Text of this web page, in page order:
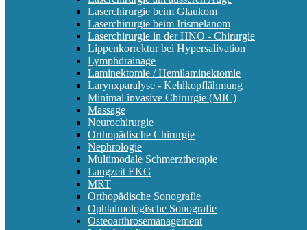
Laserchirurgie beim Glaukom
Laserchirurgie beim Irismelanom
Laserchirurgie in der HNO - Chirurgie
Lippenkorrektur bei Hypersalivation
Lymphdrainage
Laminektomie / Hemilaminektomie
Larynxparalyse - Kehlkopflähmung
Minimal invasive Chirurgie (MIC)
Massage
Neurochirurgie
Orthopädische Chirurgie
Nephrologie
Multimodale Schmerztherapie
Langzeit EKG
MRT
Orthopädische Sonografie
Ophtalmologische Sonografie
Osteoarthrosemanagement